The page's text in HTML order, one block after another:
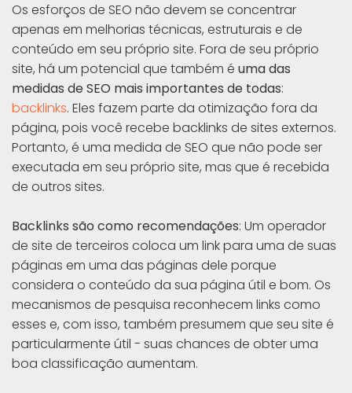
Os esforços de SEO não devem se concentrar
apenas em melhorias técnicas, estruturais e de
conteúdo em seu próprio site. Fora de seu próprio
site, há um potencial que também é uma das
medidas de SEO mais importantes de todas:
backlinks. Eles fazem parte da otimização fora da
página, pois você recebe backlinks de sites externos.
Portanto, é uma medida de SEO que não pode ser
executada em seu próprio site, mas que é recebida
de outros sites.
Backlinks são como recomendações: Um operador
de site de terceiros coloca um link para uma de suas
páginas em uma das páginas dele porque
considera o conteúdo da sua página útil e bom. Os
mecanismos de pesquisa reconhecem links como
esses e, com isso, também presumem que seu site é
particularmente útil - suas chances de obter uma
boa classificação aumentam.